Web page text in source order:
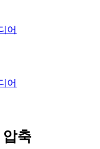
어
어
축